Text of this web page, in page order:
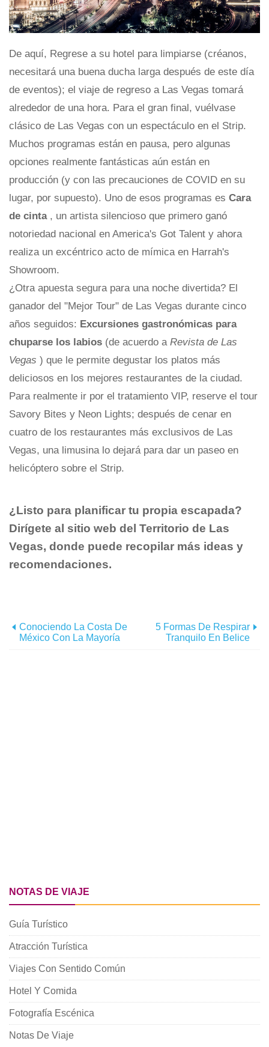
De aquí, Regrese a su hotel para limpiarse (créanos,
necesitará una buena ducha larga después de este día
de eventos); el viaje de regreso a Las Vegas tomará
alrededor de una hora. Para el gran final, vuélvase
clásico de Las Vegas con un espectáculo en el Strip.
Muchos programas están en pausa, pero algunas
opciones realmente fantásticas aún están en
producción (y con las precauciones de COVID en su
lugar, por supuesto). Uno de esos programas es Cara
de cinta , un artista silencioso que primero ganó
notoriedad nacional en America's Got Talent y ahora
realiza un excéntrico acto de mímica en Harrah's
Showroom.
¿Otra apuesta segura para una noche divertida? El
ganador del "Mejor Tour" de Las Vegas durante cinco
años seguidos: Excursiones gastronómicas para
chuparse los labios (de acuerdo a Revista de Las
Vegas ) que le permite degustar los platos más
deliciosos en los mejores restaurantes de la ciudad.
Para realmente ir por el tratamiento VIP, reserve el tour
Savory Bites y Neon Lights; después de cenar en
cuatro de los restaurantes más exclusivos de Las
Vegas, una limusina lo dejará para dar un paseo en
helicóptero sobre el Strip.
¿Listo para planificar tu propia escapada?
Dirígete al sitio web del Territorio de Las
Vegas, donde puede recopilar más ideas y
recomendaciones.
Conociendo La Costa De
México Con La Mayoría
5 Formas De Respirar
Tranquilo En Belice
NOTAS DE VIAJE
Guía Turístico
Atracción Turística
Viajes Con Sentido Común
Hotel Y Comida
Fotografía Escénica
Notas De Viaje